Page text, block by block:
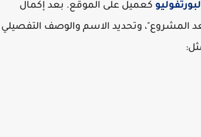
كعميل على الموقع. بعد إكمال
وتحديد الاسم والوصف التفصيلي